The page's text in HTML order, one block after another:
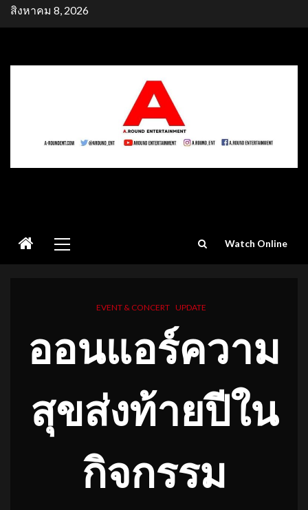
Skipสิงหาคม 8, 2026
Menu
Watch Online
EVENT & CONCERT UPDATE
ออนแอร์ความ
สุขส่งท้ายปีใน
กิจกรรม